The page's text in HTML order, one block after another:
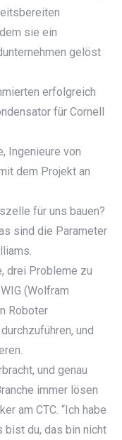
sie ein
gelöst
erfolgreich
für Cornell
Ingenieure von
dem Projekt an
für uns bauen?
sind die Parameter
drei Probleme zu
(Wolfram
Roboter
und
und genau
immer lösen
am CTC. “Ich habe
bist du, das bin nicht